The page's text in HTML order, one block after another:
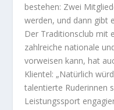
bestehen: Zwei
werden, und dann gibt
Der Traditionsclub mit
zahlreiche nationale
vorweisen kann, hat
Klientel: „Natürlich
talentierte Ruderinnen
Leistungssport